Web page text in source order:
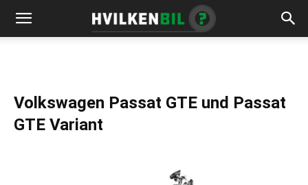
Volkswagen Passat GTE und Passat
GTE Variant